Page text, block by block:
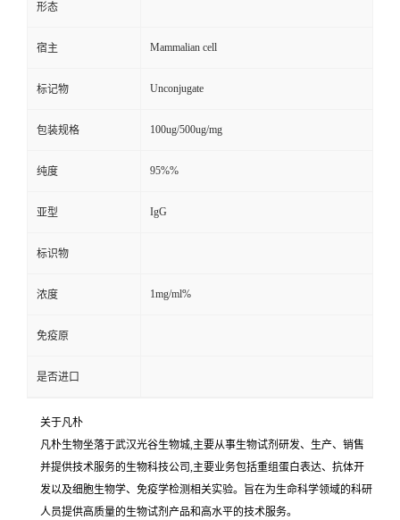
形态
宿主 Mammalian cell
标记物 Unconjugate
包装规格 100ug/500ug/mg
纯度 95%%
亚型 IgG
标识物
浓度 1mg/ml%
免疫原
是否进口
关于凡朴
凡朴生物坐落于武汉光谷生物城,主要从事生物试剂研发、生产、销售
并提供技术服务的生物科技公司,主要业务包括重组蛋白表达、抗体开
发以及细胞生物学、免疫学检测相关实验。旨在为生命科学领域的科研
人员提供高质量的生物试剂产品和高水平的技术服务。